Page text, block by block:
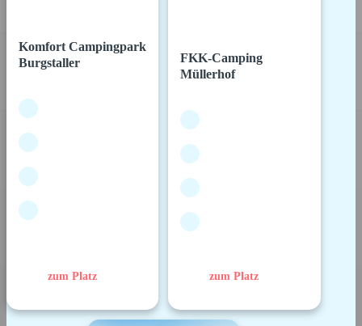
Komfort Campingpark
Burgstaller
zum Platz
FKK-Camping
Müllerhof
zum Platz